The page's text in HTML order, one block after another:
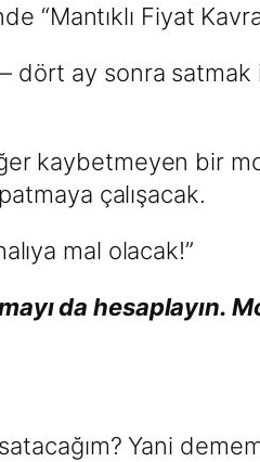
“Mantıklı Fiyat
dört ay sonra
kaybetmeyen bir
çalışacak.
mal olacak!”
da
Yani